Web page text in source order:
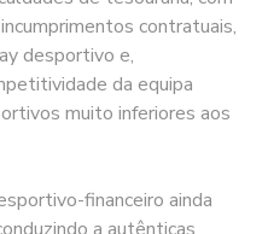
contratuais,
desportivo e,
da equipa
muito inferiores aos
financeiro ainda